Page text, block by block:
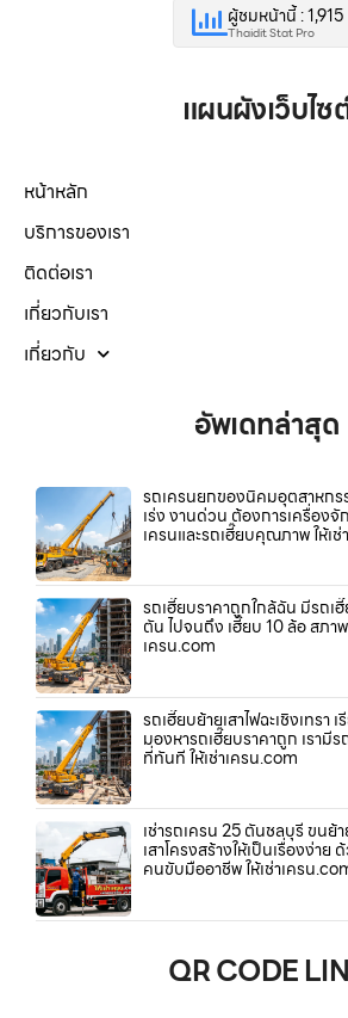
ผู้ชมหน้านี้ : 1,915
Thaidit Stat Pro
แผนผังเว็บไซ
หน้าหลัก
บริการของเรา
ติดต่อเรา
เกี่ยวกับเรา
เกี่ยวกับ
อัพเดทล่าสุด
รถเครนยกของนิคมอุตสาหกร
เร่ง งานด่วน ต้องการเครื่องจั
เครนและรถเฮี๊ยบคุณภาพ ให้เ
รถเฮี๊ยบราคาถูกใกล้ฉัน มีรถเ
ตัน ไปจนถึง เฮี๊ยบ 10 ล้อ สภ
เครน.com
รถเฮี๊ยบย้ายเสาไฟฉะเชิงเทรา
มองหารถเฮี๊ยบราคาถูก เรา
ที่ทันที ให้เช่าเครน.com
เช่ารถเครน 25 ตันชลบุรี ขนย้
เสาโครงสร้างให้เป็นเรื่องง่า
คนขับมืออาชีพ ให้เช่าเครน
QR CODE